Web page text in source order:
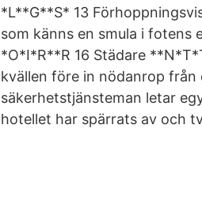
*L**G**S* 13
som känns en smula i fotens
*O*I*R**R 16 Städare
kvällen före in nödanrop
säkerhetstjänsteman letar
hotellet har spärrats av och